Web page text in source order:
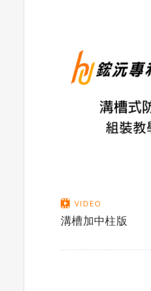
VIDEO
溝槽加中柱版